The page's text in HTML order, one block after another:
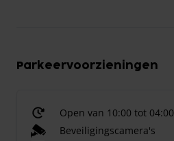
Parkeervoorzieningen
Open van 10:00 tot 04:00
Beveiligingscamera's